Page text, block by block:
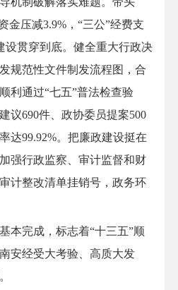
金压减3.9%，“三公”经费支
设贯穿到底。健全重大行政决
规范性文件制发流程图，合
利通过“七五”普法检查验
议690件、政协委员提案500
达99.92%。把廉政建设挺在
强行政监察、审计监督和财
计整改清单挂销号，政务环
完成，标志着“十三五”顺
安经受大考验、高质大发